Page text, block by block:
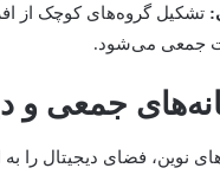
تشکیل گروه‌های کوچک از
جمعی می‌شود.
نوین، فضای دیجیتال را